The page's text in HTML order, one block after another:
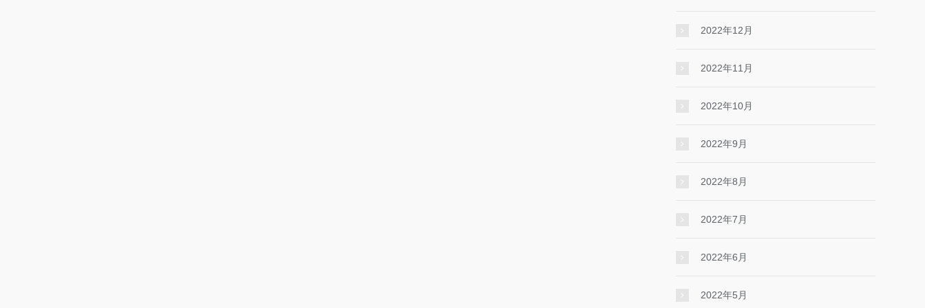
2022年12月
2022年11月
2022年10月
2022年9月
2022年8月
2022年7月
2022年6月
2022年5月